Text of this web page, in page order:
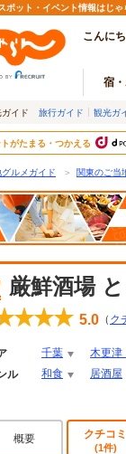
ポット・イベント情報はじ
こんに
宿
イド 旅行ガイド 観光ガ
がたまる・つかえる
グルメガイド ＞ 関東のご当
厳鮮酒場
5.0 （ ク
千葉 木更津
ル
和食 居酒屋
概要 クチコミ
(1件)